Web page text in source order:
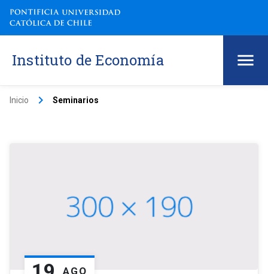
Instituto de Economía
Inicio keyboard_arrow_right Seminarios
AGO